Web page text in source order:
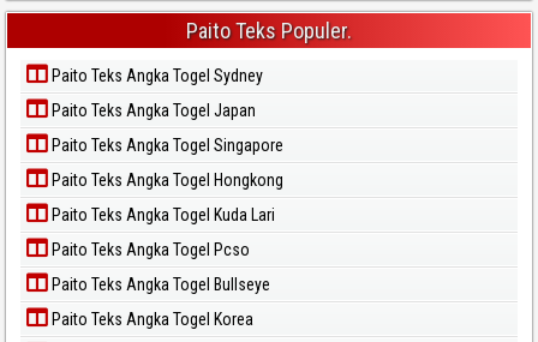
Paito Teks Populer.
Paito Teks Angka Togel Sydney
Paito Teks Angka Togel Japan
Paito Teks Angka Togel Singapore
Paito Teks Angka Togel Hongkong
Paito Teks Angka Togel Kuda Lari
Paito Teks Angka Togel Pcso
Paito Teks Angka Togel Bullseye
Paito Teks Angka Togel Korea